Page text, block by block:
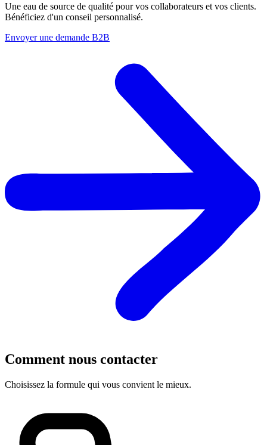
Une eau de source de qualité pour vos collaborateurs et vos clients.
Bénéficiez d'un conseil personnalisé.
Envoyer une demande B2B
Comment nous contacter
Choisissez la formule qui vous convient le mieux.